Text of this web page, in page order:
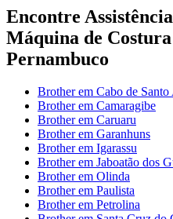
Encontre
Máquina de
Pernambuco
Brother em Cabo de
Brother em Camaragibe
Brother em Caruaru
Brother em Garanhuns
Brother em Igarassu
Brother em Jaboatão dos
Brother em Olinda
Brother em Paulista
Brother em Petrolina